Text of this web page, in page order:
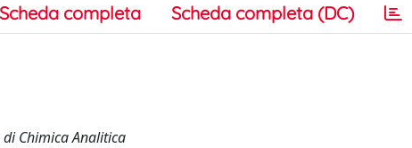
Scheda completa Scheda completa (DC)
di Chimica Analitica